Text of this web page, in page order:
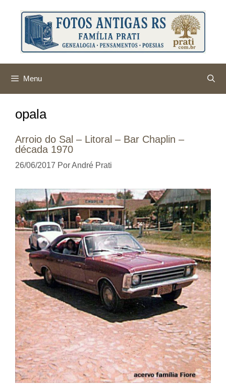
conteúdo
Menu
opala
Arroio do Sal – Litoral – Bar Chaplin –
década 1970
26/06/2017 PorAndré Prati